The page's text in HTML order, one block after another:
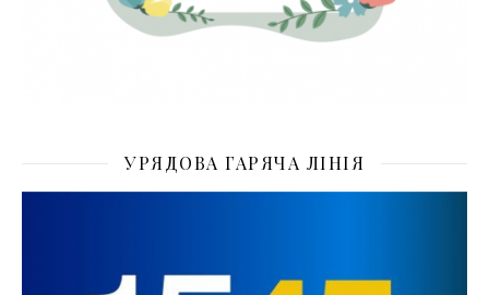
УРЯДОВА ГАРЯЧА ЛІНІЯ